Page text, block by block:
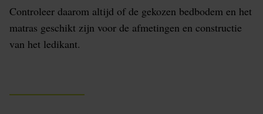
Controleer daarom altijd of de gekozen bedbodem en het
matras geschikt zijn voor de afmetingen en constructie
van het ledikant.